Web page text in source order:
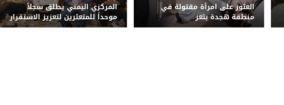
العثور على امرأة مقتولة في
منطقة هجدة بتعز
المركزي اليمني يطلق سجلاً
موحداً للمتعثرين لتعزيز الاستقرار
المالي والحد من المخاطر